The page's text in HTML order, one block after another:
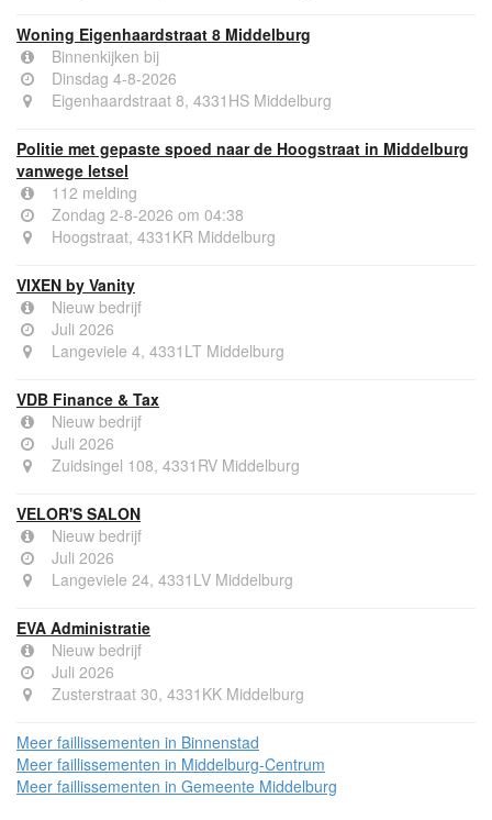
Woning Eigenhaardstraat 8 Middelburg
Binnenkijken bij
Dinsdag 4-8-2026
Eigenhaardstraat 8, 4331HS Middelburg
Politie met gepaste spoed naar de Hoogstraat in Middelburg
vanwege letsel
112 melding
Zondag 2-8-2026 om 04:38
Hoogstraat, 4331KR Middelburg
VIXEN by Vanity
Nieuw bedrijf
Juli 2026
Langeviele 4, 4331LT Middelburg
VDB Finance & Tax
Nieuw bedrijf
Juli 2026
Zuidsingel 108, 4331RV Middelburg
VELOR'S SALON
Nieuw bedrijf
Juli 2026
Langeviele 24, 4331LV Middelburg
EVA Administratie
Nieuw bedrijf
Juli 2026
Zusterstraat 30, 4331KK Middelburg
Meer faillissementen in Binnenstad
Meer faillissementen in Middelburg-Centrum
Meer faillissementen in Gemeente Middelburg